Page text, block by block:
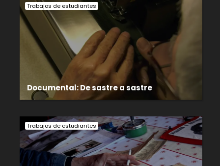
Trabajos de estudiantes
Documental: De sastre a sastre
Trabajos de estudiantes